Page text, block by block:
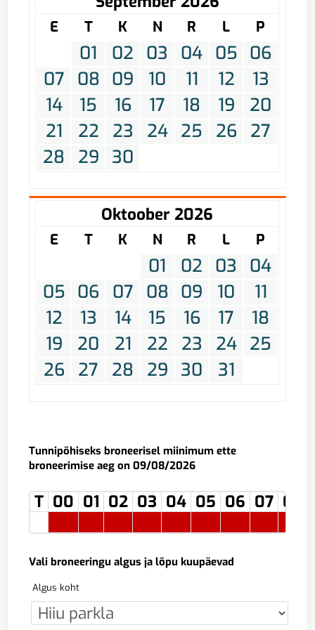
E T K N R L P
01 02 03 04 05 06
07
08 09 10 11 12
13
14
15 16 17 18 19
20
21
22 23 24 25 26
27
28
29 30
Oktoober 2026
E T K N R L P
01 02 03
04
05 06 07 08 09 10
11
12
13 14 15 16 17
18
19
20 21 22 23 24 25
26
27 28 29 30 31
Tunnipõhiseks broneerisel miinimum ette
broneerimise aeg on 09/08/2026
T 00 01 02 03 04 05 06 07 08
Vali broneeringu algus ja lõpu kuupäevad
Algus koht